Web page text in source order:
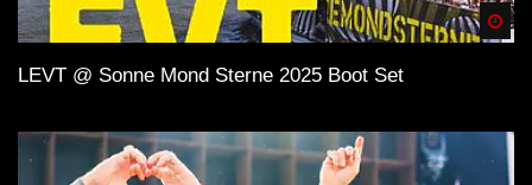
LEVT @ Sonne Mond Sterne 2025 Boot Set